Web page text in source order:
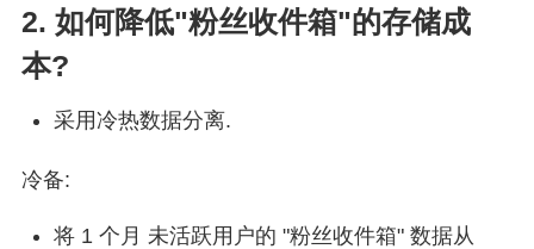
2. 如何降低"粉丝收件箱"的存储成
本?
采用冷热数据分离.
冷备:
将 1 个月 未活跃用户的 "粉丝收件箱" 数据从